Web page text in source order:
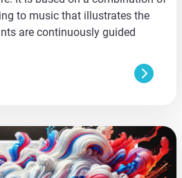
to music that illustrates the
are continuously guided